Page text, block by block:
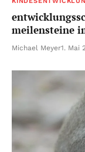
meilensteine
Michael Meyer1. Mai